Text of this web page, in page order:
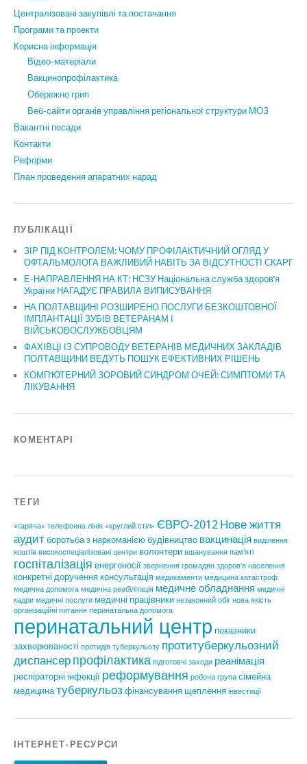
Централізовані закупівлі та постачання
Програми та проекти
Корисна інформація
Відео-матеріали
Вакцинопрофілактика
Обережно грип
Веб-сайти органів управління регіональної структури МОЗ
Вакантні посади
Контакти
Реформи
План проведення апаратних нарад
ПУБЛІКАЦІЇ
ЗІР ПІД КОНТРОЛЕМ: ЧОМУ ПРОФІЛАКТИЧНИЙ ОГЛЯД У
ОФТАЛЬМОЛОГА ВАЖЛИВИЙ НАВІТЬ ЗА ВІДСУТНОСТІ СКАРГ
Е-НАПРАВЛЕННЯ НА КТ: НСЗУ Національна служба здоров’я
України НАГАДУЄ ПРАВИЛА ВИПИСУВАННЯ
НА ПОЛТАВЩИНІ РОЗШИРЕНО ПОСЛУГИ БЕЗКОШТОВНОЇ
ІМПЛАНТАЦІЇ ЗУБІВ ВЕТЕРАНАМ І
ВІЙСЬКОВОСЛУЖБОВЦЯМ
ФАХІВЦІ ІЗ СУПРОВОДУ ВЕТЕРАНІВ МЕДИЧНИХ ЗАКЛАДІВ
ПОЛТАВЩИНИ ВЕДУТЬ ПОШУК ЕФЕКТИВНИХ РІШЕНЬ
КОМП’ЮТЕРНИЙ ЗОРОВИЙ СИНДРОМ ОЧЕЙ: СИМПТОМИ ТА
ЛІКУВАННЯ
КОМЕНТАРІ
ТЕГИ
«гаряча» телефонна лінія «круглий стіл» ЄВРО-2012 Нове життя
аудит боротьба з наркоманією будівництво вакцинація виділення
коштів високоспеціалізовані центри волонтери вшанування пам'яті
госпіталізація енергоносії звернення громадян здоров'я населення
конкретні доручення консультація медикаменти медицина катастроф
медична допомога медична реабілітація медичне обладнання медичні
кадри медичні послуги медичні працівники незаконний обіг нова якість
організаційні питання перинатальна допомога
перинатальний центр показники
захворюваності протидія туберкульозу протитуберкульозний
диспансер профілактика підготовчі заходи реанімація
респіраторні інфекції реформування робоча група сімейна
медицина туберкульоз фінансування щеплення інвестиції
ІНТЕРНЕТ-РЕСУРСИ